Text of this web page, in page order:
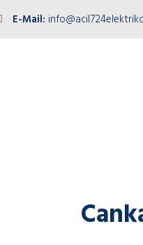
E-Mail: